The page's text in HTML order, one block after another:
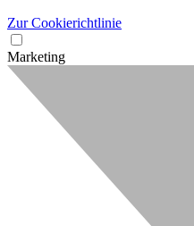
Zur Cookierichtlinie
Marketing